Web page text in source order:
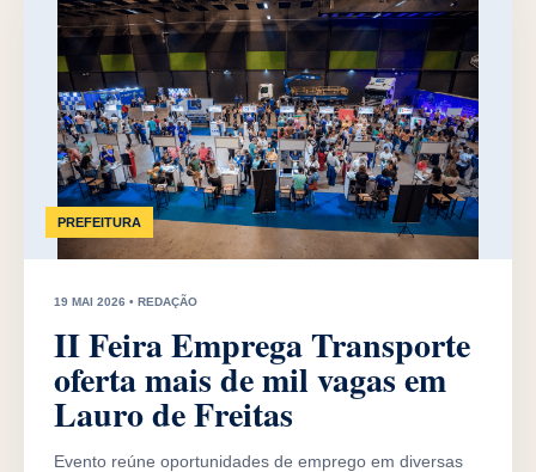
PREFEITURA
19 MAI 2026 • REDAÇÃO
II Feira Emprega Transporte
oferta mais de mil vagas em
Lauro de Freitas
Evento reúne oportunidades de emprego em diversas